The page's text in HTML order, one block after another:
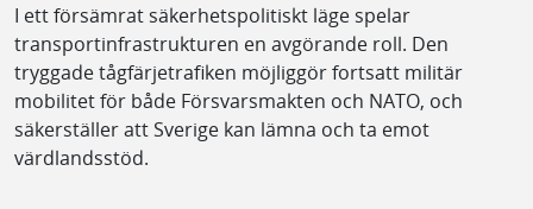
I ett försämrat säkerhetspolitiskt läge spelar
transportinfrastrukturen en avgörande roll. Den
tryggade tågfärjetrafiken möjliggör fortsatt militär
mobilitet för både Försvarsmakten och NATO, och
säkerställer att Sverige kan lämna och ta emot
värdlandsstöd.